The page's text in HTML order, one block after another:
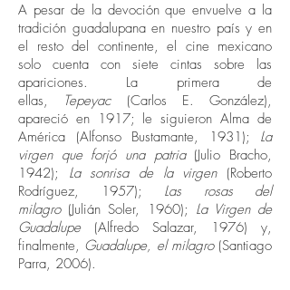
A pesar de la devoción que envuelve a la
tradición guadalupana en nuestro país y en
el resto del continente, el cine mexicano
solo cuenta con siete cintas sobre las
apariciones. La primera de
ellas,
Tepeyac (Carlos E. González),
apareció en 1917; le siguieron Alma de
América (Alfonso Bustamante, 1931); La
virgen que forjó una patria(Julio Bracho,
1942); La sonrisa de la virgen (Roberto
Rodríguez, 1957); Las rosas del
milagro(Julián Soler, 1960); La Virgen de
Guadalupe (Alfredo Salazar, 1976) y,
finalmente, Guadalupe, el milagro(Santiago
Parra, 2006).